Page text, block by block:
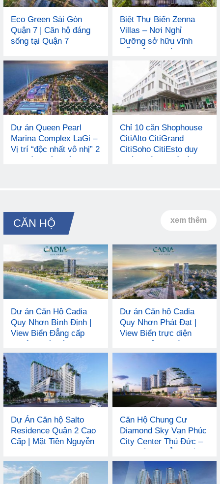
Eco Green Sài Gòn
Quận 7 | Căn hộ đáng
sống tại Quận 7
Biệt Thự Biển Zenna
Villas – Nơi Nghỉ
Dưỡng sở hữu vĩnh
Dự án Queen Pearl
Marina Complex LaGi –
Vị trí “độc nhất vô nhị” 2
mặt tiền giáp biển
Chỉ 10 căn Shophouse
CitiAlto CitiGrand
CitiSoho CitiEsto duy
nhất – Lý do nhà đầu tư
CĂN HỘ xem thêm
Dự án Căn Hộ Cadia
Quy Nhơn Bình Định |
View Biển Đẳng cấp
chuẩn Quốc tế 4*
Dự án Căn hộ Cadia
Quy Nhơn Phát Đạt |
View Biển trực diện
ngay Quảng trường TP
Dự Án Căn hộ Salto
Residence Quận 2 Cao
Cấp | Mặt Tiền Nguyễn
Xanh
Căn Hộ Chung Cư
Diamond Sky Vạn Phúc
City Center Thủ Đức –
Khu Đô Thị Đẳng Cấp